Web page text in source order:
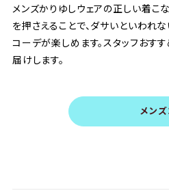
メンズかりゆしウェアの正しい着こ
を押さえることで、ダサいといわれ
コーデが楽しめます。スタッフおす
届けします。
メン